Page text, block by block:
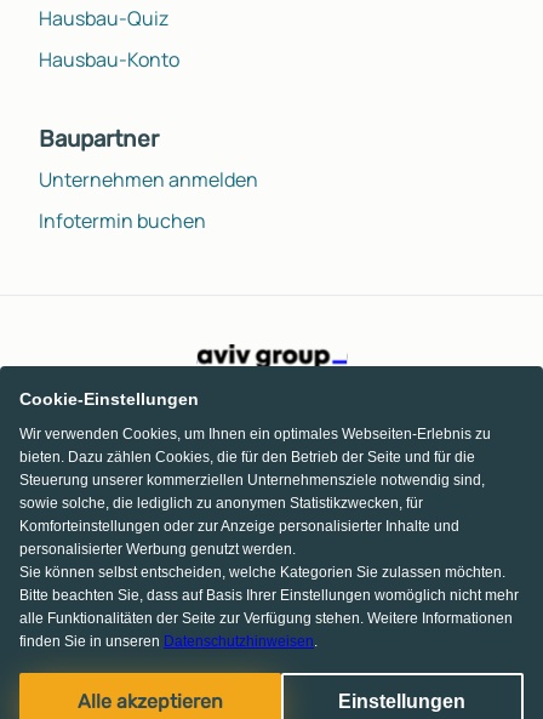
Hausbau-Quiz
Hausbau-Konto
Baupartner
Unternehmen anmelden
Infotermin buchen
Facebook
Pinterest
Instagram
Cookie-Einstellungen
Wir verwenden Cookies, um Ihnen ein optimales Webseiten-Erlebnis zu
bieten. Dazu zählen Cookies, die für den Betrieb der Seite und für die
Steuerung unserer kommerziellen Unternehmensziele notwendig sind,
sowie solche, die lediglich zu anonymen Statistikzwecken, für
Komforteinstellungen oder zur Anzeige personalisierter Inhalte und
personalisierter Werbung genutzt werden.
Sie können selbst entscheiden, welche Kategorien Sie zulassen möchten.
Bitte beachten Sie, dass auf Basis Ihrer Einstellungen womöglich nicht mehr
alle Funktionalitäten der Seite zur Verfügung stehen. Weitere Informationen
finden Sie in unseren Datenschutzhinweisen.
Alle akzeptieren Einstellungen